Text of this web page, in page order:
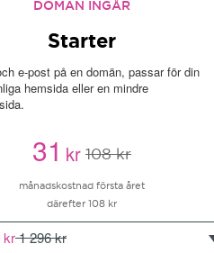
DOMÄN INGÅR
Starter
e-post på en domän, passar för din
hemsida eller en mindre
31kr 108 kr
månadskostnad första året
därefter 108 kr
kr1 296 kr